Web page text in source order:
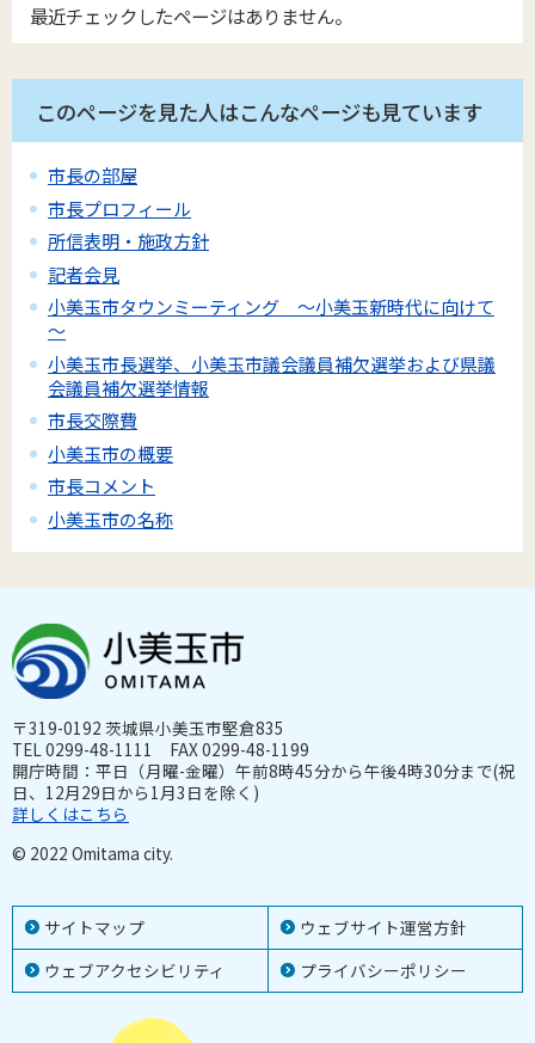
最近チェックしたページはありません。
このページを見た人はこんなページも見ています
市長の部屋
市長プロフィール
所信表明・施政方針
記者会見
小美玉市タウンミーティング ～小美玉新時代に向けて
～
小美玉市長選挙、小美玉市議会議員補欠選挙および県議
会議員補欠選挙情報
市長交際費
小美玉市の概要
市長コメント
小美玉市の名称
サイトマップ
ウェブサイト運営方針
ウェブアクセシビリティ
プライバシーポリシー
〒319-0192 茨城県小美玉市堅倉835
TEL 0299-48-1111 FAX 0299-48-1199
開庁時間：平日（月曜-金曜）午前8時45分から午後4時30分まで(祝
日、12月29日から1月3日を除く)
詳しくはこちら
© 2022 Omitama city.